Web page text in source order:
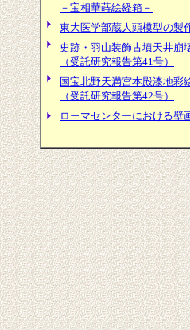
－宝相華蒔絵経箱－
東大医学部蔵人頭模型の製
史跡・羽山装飾古墳天井崩
（受託研究報告第41号）
国宝北野天満宮本殿漆地彩
（受託研究報告第42号）
ローマセンターにおける壁